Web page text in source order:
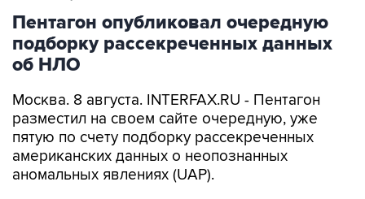
Пентагон опубликовал очередную
подборку рассекреченных данных
об НЛО
Москва. 8 августа. INTERFAX.RU - Пентагон
разместил на своем сайте очередную, уже
пятую по счету подборку рассекреченных
американских данных о неопознанных
аномальных явлениях (UAP).